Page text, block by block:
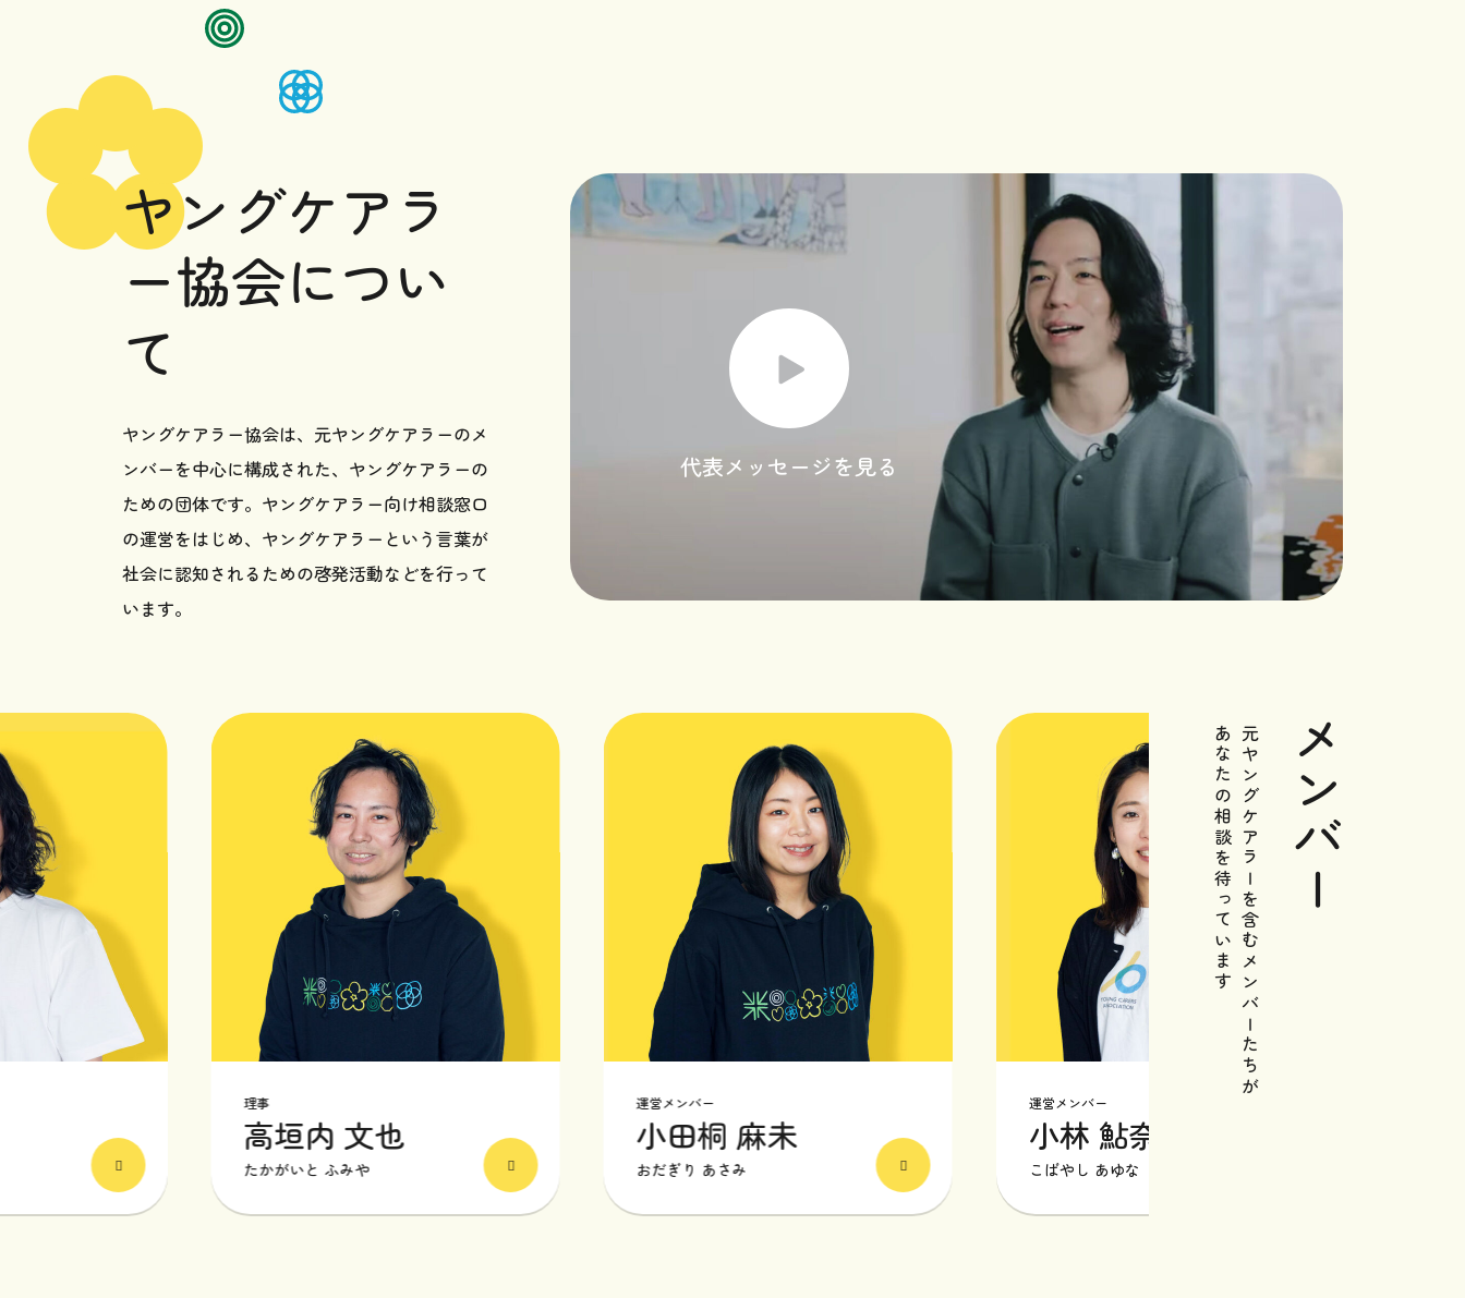
ヤングケアラ
ー協会につい
て
ヤングケアラー協会は、元ヤングケアラーのメ
ンバーを中心に構成された、ヤングケアラーの
ための団体です。ヤングケアラー向け相談窓口
の運営をはじめ、ヤングケアラーという言葉が
社会に認知されるための啓発活動などを行って
います。
代表メッセージを見る
メンバー
元ヤングケアラーを含むメンバーたちが
あなたの相談を待っています
高垣内 文也
たかがいと ふみや
運営メンバー
小田桐 麻未
おだぎり あさみ
運営メンバー
小林 鮎奈
こばやし あゆな